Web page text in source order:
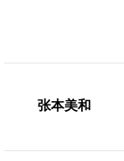
张本美和